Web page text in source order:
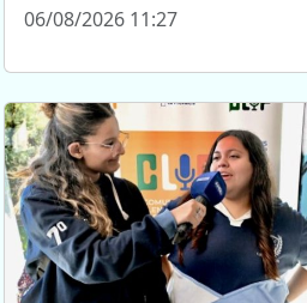
06/08/2026 11:27